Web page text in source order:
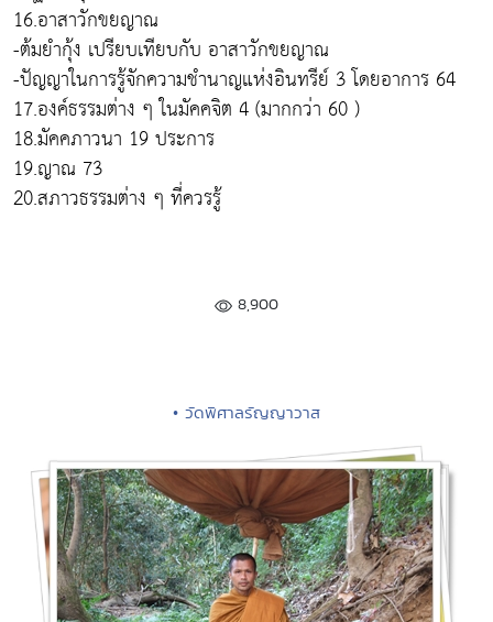
16.อาสาวักขยญาณ
-ต้มยำกุ้ง เปรียบเทียบกับ อาสาวักขยญาณ
-ปัญญาในการรู้จักความชำนาญแห่งอินทรีย์ 3 โดยอาการ 64
17.องค์ธรรมต่าง ๆ ในมัคคจิต 4 (มากกว่า 60 )
18.มัคคภาวนา 19 ประการ
19.ญาณ 73
20.สภาวธรรมต่าง ๆ ที่ควรรู้
8,900
• วัดพิศาลรัญญาวาส